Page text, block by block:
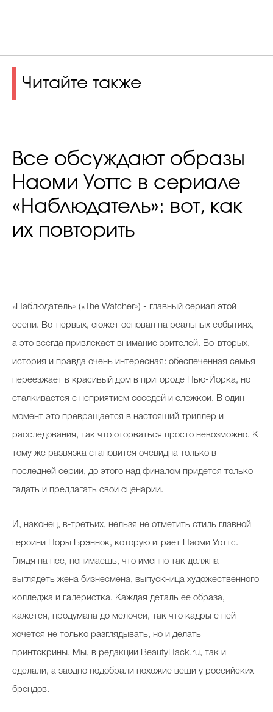
Читайте также
Все обсуждают образы
Наоми Уоттс в сериале
«Наблюдатель»: вот, как
их повторить
«Наблюдатель» («The Watcher») - главный сериал этой
осени. Во-первых, сюжет основан на реальных событиях,
а это всегда привлекает внимание зрителей. Во-вторых,
история и правда очень интересная: обеспеченная семья
переезжает в красивый дом в пригороде Нью-Йорка, но
сталкивается с неприятием соседей и слежкой. В один
момент это превращается в настоящий триллер и
расследования, так что оторваться просто невозможно. К
тому же развязка становится очевидна только в
последней серии, до этого над финалом придется только
гадать и предлагать свои сценарии.
И, наконец, в-третьих, нельзя не отметить стиль главной
героини Норы Брэннок, которую играет Наоми Уоттс.
Глядя на нее, понимаешь, что именно так должна
выглядеть жена бизнесмена, выпускница художественного
колледжа и галеристка. Каждая деталь ее образа,
кажется, продумана до мелочей, так что кадры с ней
хочется не только разглядывать, но и делать
принтскрины. Мы, в редакции BeautyHack.ru, так и
сделали, а заодно подобрали похожие вещи у российских
брендов.